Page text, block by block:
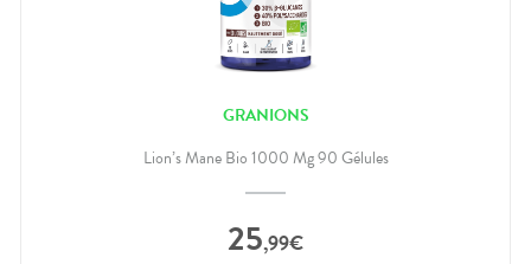
GRANIONS
Lion’s Mane Bio 1000 Mg 90 Gélules
25,99€